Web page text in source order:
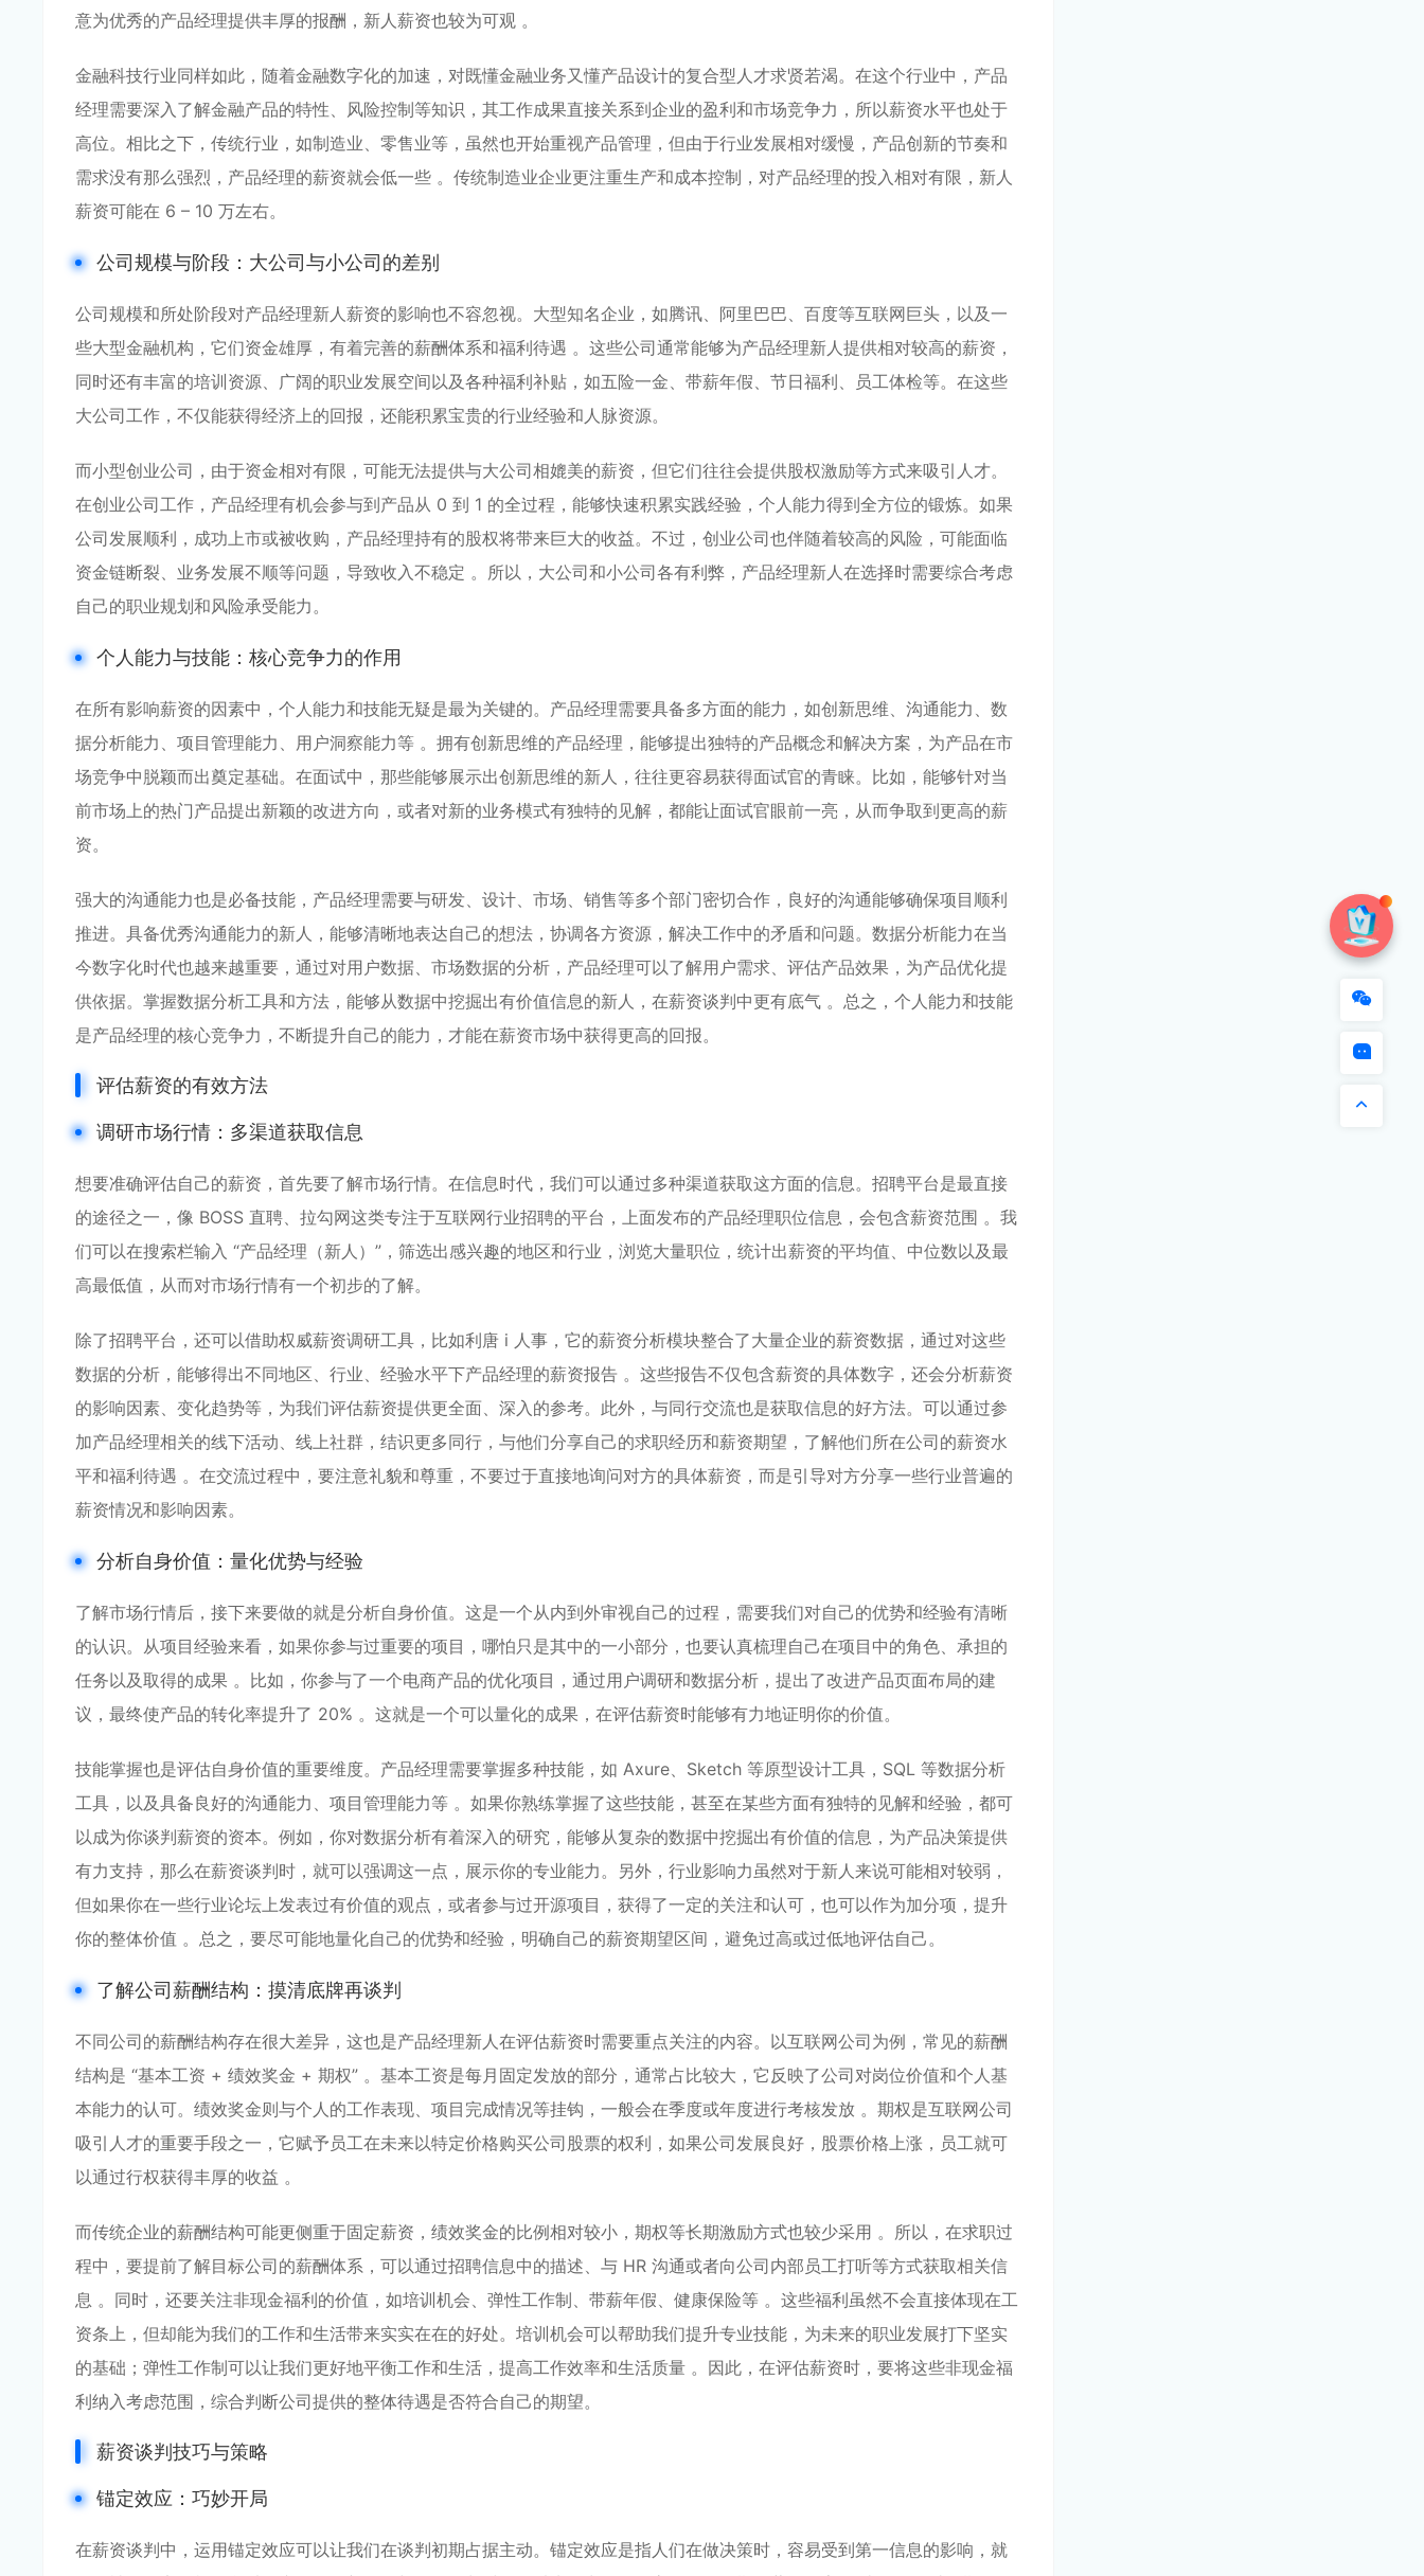
意为优秀的产品经理提供丰厚的报酬，新人薪资也较为可观 。
金融科技行业同样如此，随着金融数字化的加速，对既懂金融业务又懂产品设计的复合型人才求贤若渴。在这个行业中，产品
经理需要深入了解金融产品的特性、风险控制等知识，其工作成果直接关系到企业的盈利和市场竞争力，所以薪资水平也处于
高位。相比之下，传统行业，如制造业、零售业等，虽然也开始重视产品管理，但由于行业发展相对缓慢，产品创新的节奏和
需求没有那么强烈，产品经理的薪资就会低一些 。传统制造业企业更注重生产和成本控制，对产品经理的投入相对有限，新人
薪资可能在 6 – 10 万左右。
公司规模与阶段：大公司与小公司的差别
公司规模和所处阶段对产品经理新人薪资的影响也不容忽视。大型知名企业，如腾讯、阿里巴巴、百度等互联网巨头，以及一
些大型金融机构，它们资金雄厚，有着完善的薪酬体系和福利待遇 。这些公司通常能够为产品经理新人提供相对较高的薪资，
同时还有丰富的培训资源、广阔的职业发展空间以及各种福利补贴，如五险一金、带薪年假、节日福利、员工体检等。在这些
大公司工作，不仅能获得经济上的回报，还能积累宝贵的行业经验和人脉资源。
而小型创业公司，由于资金相对有限，可能无法提供与大公司相媲美的薪资，但它们往往会提供股权激励等方式来吸引人才。
在创业公司工作，产品经理有机会参与到产品从 0 到 1 的全过程，能够快速积累实践经验，个人能力得到全方位的锻炼。如果
公司发展顺利，成功上市或被收购，产品经理持有的股权将带来巨大的收益。不过，创业公司也伴随着较高的风险，可能面临
资金链断裂、业务发展不顺等问题，导致收入不稳定 。所以，大公司和小公司各有利弊，产品经理新人在选择时需要综合考虑
自己的职业规划和风险承受能力。
个人能力与技能：核心竞争力的作用
在所有影响薪资的因素中，个人能力和技能无疑是最为关键的。产品经理需要具备多方面的能力，如创新思维、沟通能力、数
据分析能力、项目管理能力、用户洞察能力等 。拥有创新思维的产品经理，能够提出独特的产品概念和解决方案，为产品在市
场竞争中脱颖而出奠定基础。在面试中，那些能够展示出创新思维的新人，往往更容易获得面试官的青睐。比如，能够针对当
前市场上的热门产品提出新颖的改进方向，或者对新的业务模式有独特的见解，都能让面试官眼前一亮，从而争取到更高的薪
资。
强大的沟通能力也是必备技能，产品经理需要与研发、设计、市场、销售等多个部门密切合作，良好的沟通能够确保项目顺利
推进。具备优秀沟通能力的新人，能够清晰地表达自己的想法，协调各方资源，解决工作中的矛盾和问题。数据分析能力在当
今数字化时代也越来越重要，通过对用户数据、市场数据的分析，产品经理可以了解用户需求、评估产品效果，为产品优化提
供依据。掌握数据分析工具和方法，能够从数据中挖掘出有价值信息的新人，在薪资谈判中更有底气 。总之，个人能力和技能
是产品经理的核心竞争力，不断提升自己的能力，才能在薪资市场中获得更高的回报。
评估薪资的有效方法
调研市场行情：多渠道获取信息
想要准确评估自己的薪资，首先要了解市场行情。在信息时代，我们可以通过多种渠道获取这方面的信息。招聘平台是最直接
的途径之一，像 BOSS 直聘、拉勾网这类专注于互联网行业招聘的平台，上面发布的产品经理职位信息，会包含薪资范围 。我
们可以在搜索栏输入 “产品经理（新人）”，筛选出感兴趣的地区和行业，浏览大量职位，统计出薪资的平均值、中位数以及最
高最低值，从而对市场行情有一个初步的了解。
除了招聘平台，还可以借助权威薪资调研工具，比如利唐 i 人事，它的薪资分析模块整合了大量企业的薪资数据，通过对这些
数据的分析，能够得出不同地区、行业、经验水平下产品经理的薪资报告 。这些报告不仅包含薪资的具体数字，还会分析薪资
的影响因素、变化趋势等，为我们评估薪资提供更全面、深入的参考。此外，与同行交流也是获取信息的好方法。可以通过参
加产品经理相关的线下活动、线上社群，结识更多同行，与他们分享自己的求职经历和薪资期望，了解他们所在公司的薪资水
平和福利待遇 。在交流过程中，要注意礼貌和尊重，不要过于直接地询问对方的具体薪资，而是引导对方分享一些行业普遍的
薪资情况和影响因素。
分析自身价值：量化优势与经验
了解市场行情后，接下来要做的就是分析自身价值。这是一个从内到外审视自己的过程，需要我们对自己的优势和经验有清晰
的认识。从项目经验来看，如果你参与过重要的项目，哪怕只是其中的一小部分，也要认真梳理自己在项目中的角色、承担的
任务以及取得的成果 。比如，你参与了一个电商产品的优化项目，通过用户调研和数据分析，提出了改进产品页面布局的建
议，最终使产品的转化率提升了 20% 。这就是一个可以量化的成果，在评估薪资时能够有力地证明你的价值。
技能掌握也是评估自身价值的重要维度。产品经理需要掌握多种技能，如 Axure、Sketch 等原型设计工具，SQL 等数据分析
工具，以及具备良好的沟通能力、项目管理能力等 。如果你熟练掌握了这些技能，甚至在某些方面有独特的见解和经验，都可
以成为你谈判薪资的资本。例如，你对数据分析有着深入的研究，能够从复杂的数据中挖掘出有价值的信息，为产品决策提供
有力支持，那么在薪资谈判时，就可以强调这一点，展示你的专业能力。另外，行业影响力虽然对于新人来说可能相对较弱，
但如果你在一些行业论坛上发表过有价值的观点，或者参与过开源项目，获得了一定的关注和认可，也可以作为加分项，提升
你的整体价值 。总之，要尽可能地量化自己的优势和经验，明确自己的薪资期望区间，避免过高或过低地评估自己。
了解公司薪酬结构：摸清底牌再谈判
不同公司的薪酬结构存在很大差异，这也是产品经理新人在评估薪资时需要重点关注的内容。以互联网公司为例，常见的薪酬
结构是 “基本工资 + 绩效奖金 + 期权” 。基本工资是每月固定发放的部分，通常占比较大，它反映了公司对岗位价值和个人基
本能力的认可。绩效奖金则与个人的工作表现、项目完成情况等挂钩，一般会在季度或年度进行考核发放 。期权是互联网公司
吸引人才的重要手段之一，它赋予员工在未来以特定价格购买公司股票的权利，如果公司发展良好，股票价格上涨，员工就可
以通过行权获得丰厚的收益 。
而传统企业的薪酬结构可能更侧重于固定薪资，绩效奖金的比例相对较小，期权等长期激励方式也较少采用 。所以，在求职过
程中，要提前了解目标公司的薪酬体系，可以通过招聘信息中的描述、与 HR 沟通或者向公司内部员工打听等方式获取相关信
息 。同时，还要关注非现金福利的价值，如培训机会、弹性工作制、带薪年假、健康保险等 。这些福利虽然不会直接体现在工
资条上，但却能为我们的工作和生活带来实实在在的好处。培训机会可以帮助我们提升专业技能，为未来的职业发展打下坚实
的基础；弹性工作制可以让我们更好地平衡工作和生活，提高工作效率和生活质量 。因此，在评估薪资时，要将这些非现金福
利纳入考虑范围，综合判断公司提供的整体待遇是否符合自己的期望。
薪资谈判技巧与策略
锚定效应：巧妙开局
在薪资谈判中，运用锚定效应可以让我们在谈判初期占据主动。锚定效应是指人们在做决策时，容易受到第一信息的影响，就